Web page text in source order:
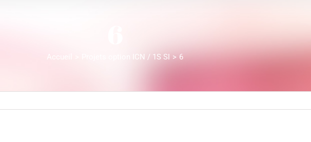
Accueil Projets option ICN / 1S SI 6